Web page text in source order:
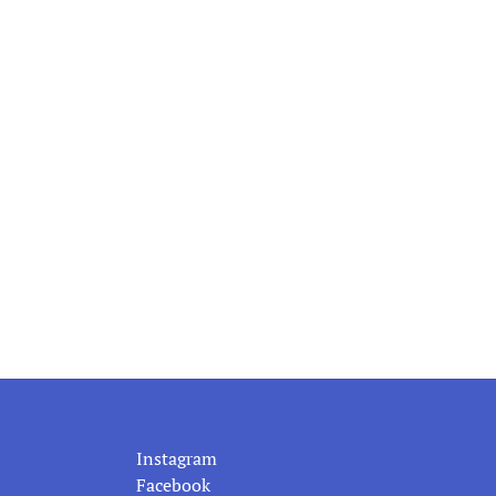
Instagram
Facebook